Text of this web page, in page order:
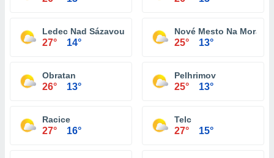
Ledec Nad Sázavou
27° 14°
Nové Mesto Na Morave
25° 13°
Obratan
26° 13°
Pelhrimov
25° 13°
Racice
27° 16°
Telc
27° 15°